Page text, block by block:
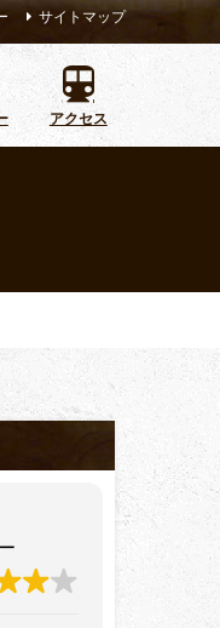
サイトマップ
アクセス
ゲスト：久宝留理子さん【
告知】FM RADIO「Bass &
2026年5月22日